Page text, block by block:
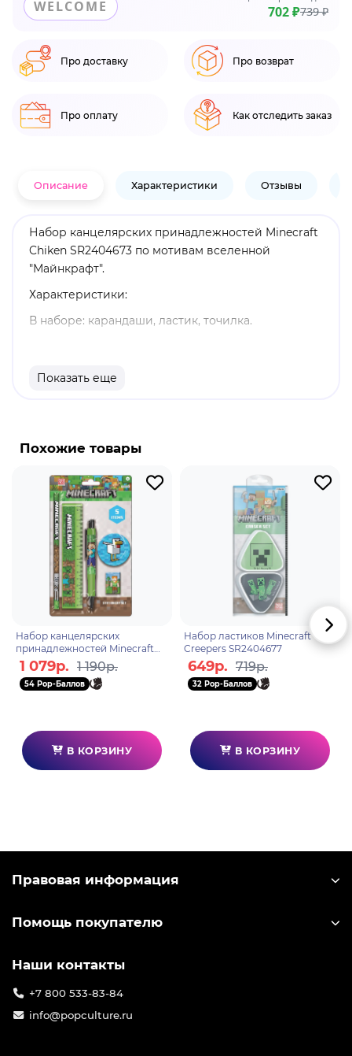
WELCOME 702 ₽739 ₽
Про доставку Про возврат
Про оплату Как отследить заказ
Описание Характеристики Отзывы
Набор канцелярских принадлежностей Minecraft
Chiken SR2404673 по мотивам вселенной
"Майнкрафт".
Характеристики:
В наборе: карандаши, ластик, точилка.
пространстве. Её пользователи создают объекты
Основа игры - исследование процедурно
сгенерированного открытого мира, состоящего
из блоков. Игроки начинают с пустыми руками,
но постепенно, добывая ресурсы, создают
инструменты, оружие и другие предметы,
которые помогают выживать и развиваться.
Показать еще
Похожие товары
Набор канцелярских
принадлежностей Minecraft
Chiken SR2404684
1 079р. 1 190р.
54 Pop-Баллов
В КОРЗИНУ
Набор ластиков Minecraft
Creepers SR2404677
649р. 719р.
32 Pop-Баллов
В КОРЗИНУ
Правовая информация
Помощь покупателю
Наши контакты
+7 800 533-83-84
info@popculture.ru